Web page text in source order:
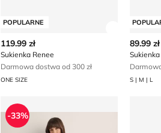
POPULARNE
119.99 zł
Sukienka Renee
Darmowa dostwa od 300 zł
ONE SIZE
89.99 zł
S | M | L
Sukienka casual na wiosnę OCHNIK
-33%